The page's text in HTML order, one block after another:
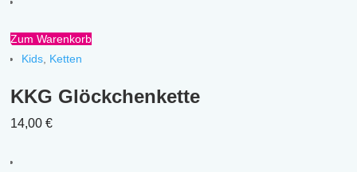
Zum Warenkorb
Kids Ketten
KKG Glöckchenkette
14,00€